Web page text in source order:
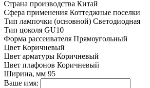
Страна производства Китай
Сфера применения Коттеджные поселки
Тип лампочки (основной) Светодиодная
Тип цоколя GU10
Форма рассеивателя Прямоугольный
Цвет Коричневый
Цвет арматуры Коричневый
Цвет плафонов Коричневый
Ширина, мм 95
Ваше имя: